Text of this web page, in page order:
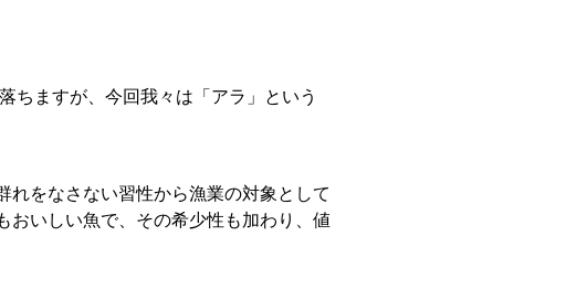
ちますが、今回我々は「アラ」という
れをなさない習性から漁業の対象として
おいしい魚で、その希少性も加わり、値